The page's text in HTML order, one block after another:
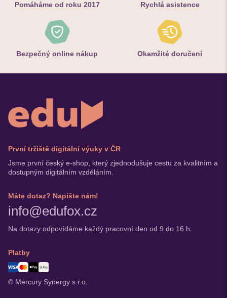
Pomáháme od roku 2017 Rychlá asistence
Bezpečný online nákup Okamžité doručení
První tržiště digitální výuky v ČR
Jsme první český e-shop, který zjednodušuje cestu za kvalitním a
dostupným digitálním vzděláním.
Máte dotaz? Napište nám!
info@edufox.cz
Na dotazy odpovídáme každý pracovní den od 9 do 16 h.
Platby
© Mercury Synergy s.r.o.